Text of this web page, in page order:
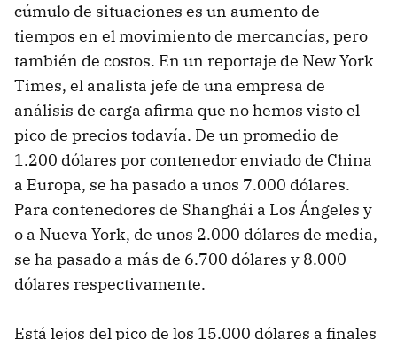
cúmulo de situaciones es un aumento de
tiempos en el movimiento de mercancías, pero
también de costos. En un reportaje de New York
Times, el analista jefe de una empresa de
análisis de carga afirma que no hemos visto el
pico de precios todavía. De un promedio de
1.200 dólares por contenedor enviado de China
a Europa, se ha pasado a unos 7.000 dólares.
Para contenedores de Shanghái a Los Ángeles y
o a Nueva York, de unos 2.000 dólares de media,
se ha pasado a más de 6.700 dólares y 8.000
dólares respectivamente.
Está lejos del pico de los 15.000 dólares a finales